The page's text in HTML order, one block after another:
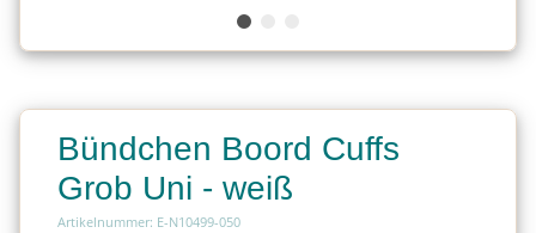
Bündchen Boord Cuffs
Grob Uni - weiß
Artikelnummer: E-N10499-050